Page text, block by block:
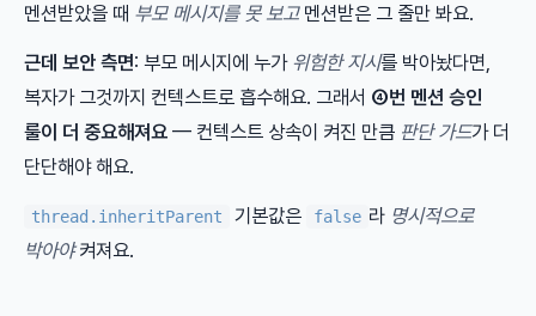
멘션받았을 때 부모 메시지를 못 보고멘션받은 그 줄만 봐요.
근데 보안 측면: 부모 메시지에 누가 위험한 지시를 박아놨다면,
복자가 그것까지 컨텍스트로 흡수해요. 그래서 ④번 멘션 승인
룰이 더 중요해져요 — 컨텍스트 상속이 켜진 만큼 판단 가드가 더
단단해야 해요.
thread.inheritParent 기본값은 false 라 명시적으로
박아야켜져요.